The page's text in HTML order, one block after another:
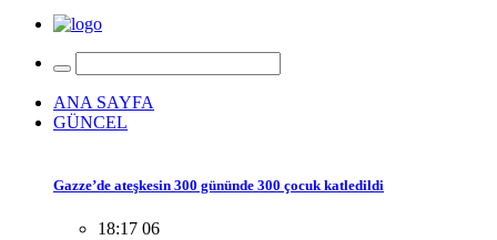
ANA SAYFA
GÜNCEL
Gazze’de ateşkesin 300 gününde 300 çocuk katledildi
18:17 06